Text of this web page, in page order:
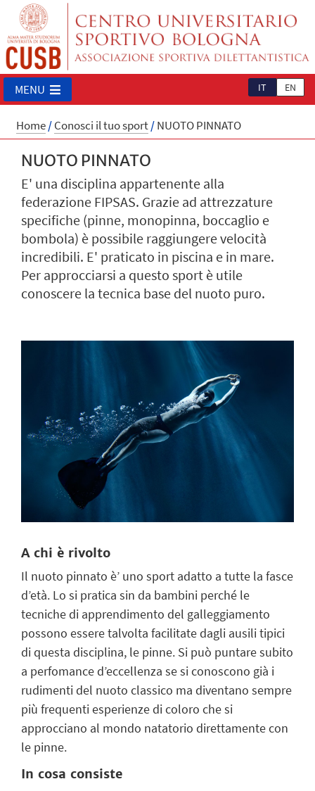
IT EN
MENU
Home/Conosci il tuo sport/NUOTO PINNATO
NUOTO PINNATO
E' una disciplina appartenente alla
federazione FIPSAS. Grazie ad attrezzature
specifiche (pinne, monopinna, boccaglio e
bombola) è possibile raggiungere velocità
incredibili. E' praticato in piscina e in mare.
Per approcciarsi a questo sport è utile
conoscere la tecnica base del nuoto puro.
A chi è rivolto
Il nuoto pinnato è’ uno sport adatto a tutte la fasce
d’età. Lo si pratica sin da bambini perché le
tecniche di apprendimento del galleggiamento
possono essere talvolta facilitate dagli ausili tipici
di questa disciplina, le pinne. Si può puntare subito
a perfomance d’eccellenza se si conoscono già i
rudimenti del nuoto classico ma diventano sempre
più frequenti esperienze di coloro che si
approcciano al mondo natatorio direttamente con
le pinne.
In cosa consiste